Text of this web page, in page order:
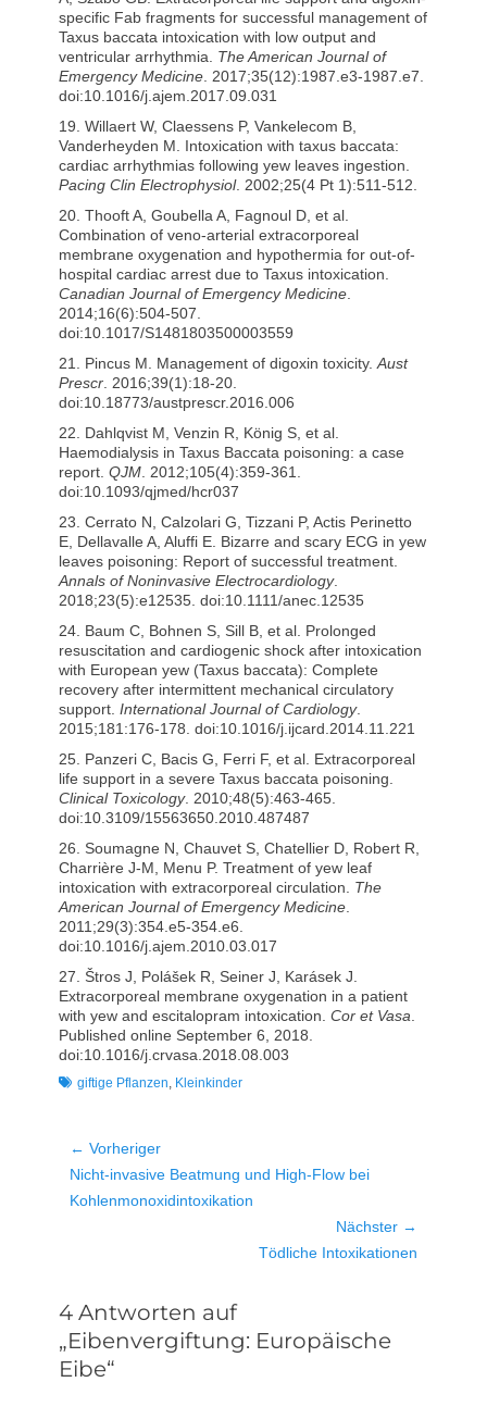
specific Fab fragments for successful management of
Taxus baccata intoxication with low output and
ventricular arrhythmia. The American Journal of
Emergency Medicine. 2017;35(12):1987.e3-1987.e7.
doi:10.1016/j.ajem.2017.09.031
19. Willaert W, Claessens P, Vankelecom B,
Vanderheyden M. Intoxication with taxus baccata:
cardiac arrhythmias following yew leaves ingestion.
Pacing Clin Electrophysiol. 2002;25(4 Pt 1):511-512.
20. Thooft A, Goubella A, Fagnoul D, et al.
Combination of veno-arterial extracorporeal
membrane oxygenation and hypothermia for out-of-
hospital cardiac arrest due to Taxus intoxication.
Canadian Journal of Emergency Medicine.
2014;16(6):504-507.
doi:10.1017/S1481803500003559
21. Pincus M. Management of digoxin toxicity.Aust
Prescr. 2016;39(1):18-20.
doi:10.18773/austprescr.2016.006
22. Dahlqvist M, Venzin R, König S, et al.
Haemodialysis in Taxus Baccata poisoning: a case
report. QJM. 2012;105(4):359-361.
doi:10.1093/qjmed/hcr037
23. Cerrato N, Calzolari G, Tizzani P, Actis Perinetto
E, Dellavalle A, Aluffi E. Bizarre and scary ECG in yew
leaves poisoning: Report of successful treatment.
Annals of Noninvasive Electrocardiology.
2018;23(5):e12535. doi:10.1111/anec.12535
24. Baum C, Bohnen S, Sill B, et al. Prolonged
resuscitation and cardiogenic shock after intoxication
with European yew (Taxus baccata): Complete
recovery after intermittent mechanical circulatory
support. International Journal of Cardiology.
2015;181:176-178. doi:10.1016/j.ijcard.2014.11.221
25. Panzeri C, Bacis G, Ferri F, et al. Extracorporeal
life support in a severe Taxus baccata poisoning.
Clinical Toxicology. 2010;48(5):463-465.
doi:10.3109/15563650.2010.487487
26. Soumagne N, Chauvet S, Chatellier D, Robert R,
Charrière J-M, Menu P. Treatment of yew leaf
intoxication with extracorporeal circulation. The
American Journal of Emergency Medicine.
2011;29(3):354.e5-354.e6.
doi:10.1016/j.ajem.2010.03.017
27. Štros J, Polášek R, Seiner J, Karásek J.
Extracorporeal membrane oxygenation in a patient
with yew and escitalopram intoxication. Cor et Vasa.
Published online September 6, 2018.
doi:10.1016/j.crvasa.2018.08.003
Schlagworte
giftige Pflanzen, Kleinkinder
Beitragsnavigation
← Vorheriger
Vorheriger
Beitrag:
Nicht-invasive Beatmung und High-Flow bei
Kohlenmonoxidintoxikation
Nächster →
Tödliche Intoxikationen
4 Antworten auf
„Eibenvergiftung: Europäische
Eibe“